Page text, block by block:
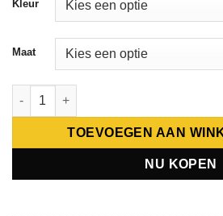
Kleur
Maat
Herock LAGO JEANS SHORTS aantal
TOEVOEGEN AAN
NU KOPEN